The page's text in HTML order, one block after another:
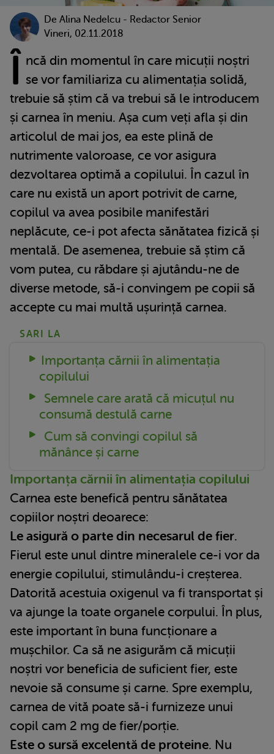
De Alina Nedelcu - Redactor Senior
Vineri, 02.11.2018
Î ncă din momentul în care micuții noștri
se vor familiariza cu alimentația solidă,
trebuie să știm că va trebui să le introducem
și carnea în meniu. Așa cum veți afla și din
articolul de mai jos, ea este plină de
nutrimente valoroase, ce vor asigura
dezvoltarea optimă a copilului. În cazul în
care nu există un aport potrivit de carne,
copilul va avea posibile manifestări
neplăcute, ce-i pot afecta sănătatea fizică și
mentală. De asemenea, trebuie să știm că
vom putea, cu răbdare și ajutându-ne de
diverse metode, să-i convingem pe copii să
accepte cu mai multă ușurință carnea.
SARI LA
Importanța cărnii în alimentația
copilului
Semnele care arată că micuțul nu
consumă destulă carne
Cum să convingi copilul să
mănânce și carne
Importanța cărnii în alimentația copilului
Carnea este benefică pentru sănătatea
copiilor noștri deoarece:
Le asigură o parte din necesarul de fier.
Fierul este unul dintre mineralele ce-i vor da
energie copilului, stimulându-i creșterea.
Datorită acestuia oxigenul va fi transportat și
va ajunge la toate organele corpului. În plus,
este important în buna funcționare a
mușchilor. Ca să ne asigurăm că micuții
noștri vor beneficia de suficient fier, este
nevoie să consume și carne. Spre exemplu,
carnea de vită poate să-i furnizeze unui
copil cam 2 mg de fier/porție.
Este o sursă excelentă de proteine. Nu